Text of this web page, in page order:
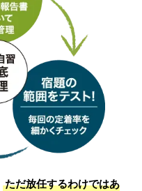
ただ放任するわけではあ